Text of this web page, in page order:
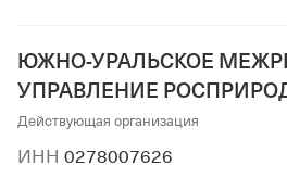
ЮЖНО-УРАЛЬСКОЕ
УПРАВЛЕНИЕ
Действующая организация
ИНН 0278007626